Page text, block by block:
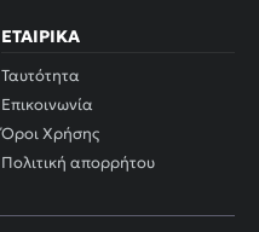
ΕΤΑΙΡΙΚΆ
Ταυτότητα
Επικοινωνία
Όροι Χρήσης
Πολιτική απορρήτου